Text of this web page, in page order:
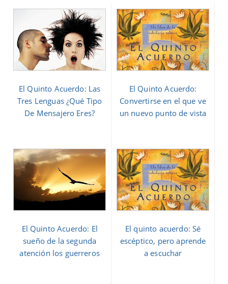
El Quinto Acuerdo: Las
Tres Lenguas ¿Qué Tipo
De Mensajero Eres?
El Quinto Acuerdo:
Convertirse en el que ve
un nuevo punto de vista
El Quinto Acuerdo: El
sueño de la segunda
atención los guerreros
El quinto acuerdo: Sé
escéptico, pero aprende
a escuchar